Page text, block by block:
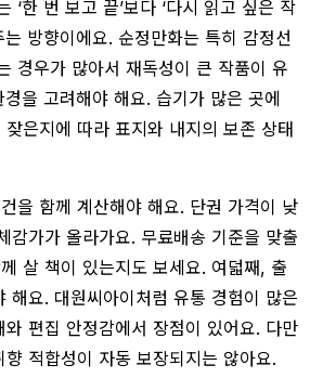
‘한 번 보고 끝’보다 ‘다시 읽고 싶은 작
방향이에요. 순정만화는 특히 감정선
경우가 많아서 재독성이 큰 작품이 유
을 고려해야 해요. 습기가 많은 곳에
은지에 따라 표지와 내지의 보존 상태
을 함께 계산해야 해요. 단권 가격이 낮
감가가 올라가요. 무료배송 기준을 맞출
살 책이 있는지도 보세요. 여덟째, 출
해요. 대원씨아이처럼 유통 경험이 많은
와 편집 안정감에서 장점이 있어요. 다만
적합성이 자동 보장되지는 않아요.